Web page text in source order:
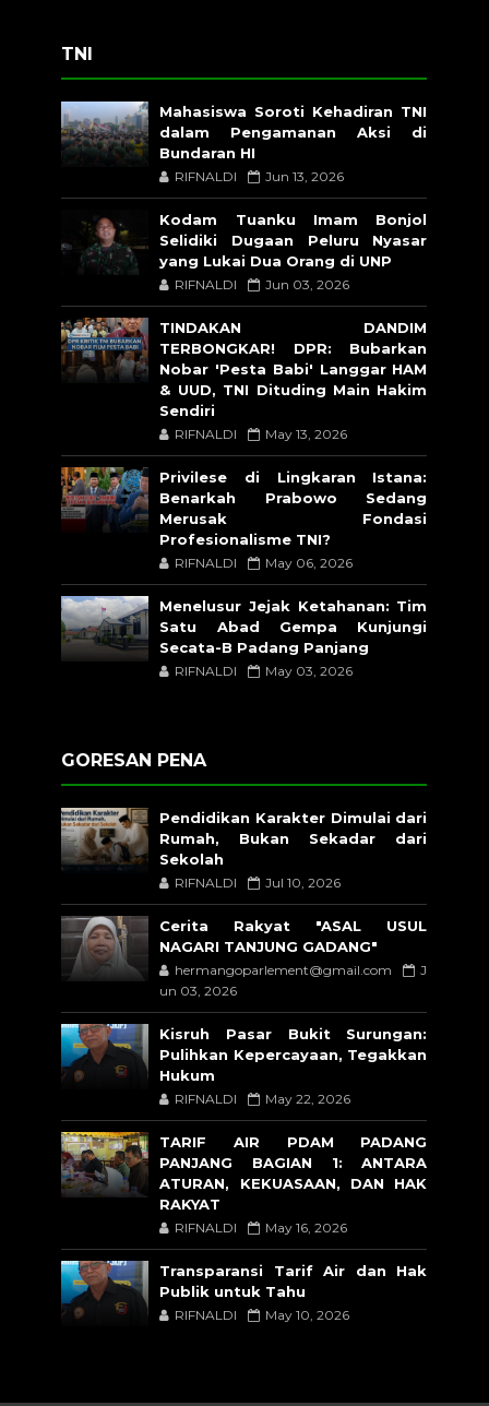
TNI
Mahasiswa Soroti Kehadiran TNI
dalam Pengamanan Aksi di
Bundaran HI
RIFNALDI Jun 13, 2026
Kodam Tuanku Imam Bonjol
Selidiki Dugaan Peluru Nyasar
yang Lukai Dua Orang di UNP
RIFNALDI Jun 03, 2026
TINDAKAN DANDIM
TERBONGKAR! DPR: Bubarkan
Nobar 'Pesta Babi' Langgar HAM
& UUD, TNI Dituding Main Hakim
Sendiri
RIFNALDI May 13, 2026
Privilese di Lingkaran Istana:
Benarkah Prabowo Sedang
Merusak Fondasi
Profesionalisme TNI?
RIFNALDI May 06, 2026
Menelusur Jejak Ketahanan: Tim
Satu Abad Gempa Kunjungi
Secata-B Padang Panjang
RIFNALDI May 03, 2026
GORESAN PENA
Pendidikan Karakter Dimulai dari
Rumah, Bukan Sekadar dari
Sekolah
RIFNALDI Jul 10, 2026
Cerita Rakyat "ASAL USUL
NAGARI TANJUNG GADANG"
hermangoparlement@gmail.com
J
un 03, 2026
Kisruh Pasar Bukit Surungan:
Pulihkan Kepercayaan, Tegakkan
Hukum
RIFNALDI May 22, 2026
TARIF AIR PDAM PADANG
PANJANG BAGIAN 1: ANTARA
ATURAN, KEKUASAAN, DAN HAK
RAKYAT
RIFNALDI May 16, 2026
Transparansi Tarif Air dan Hak
Publik untuk Tahu
RIFNALDI May 10, 2026